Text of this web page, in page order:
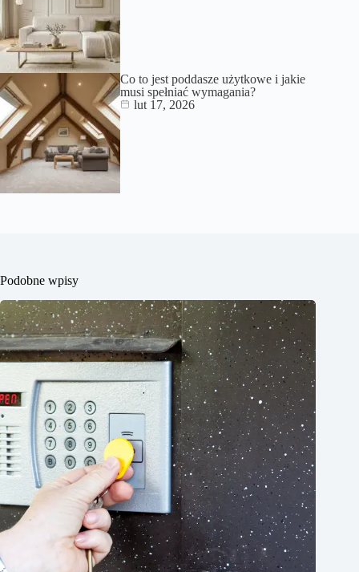
Co to jest poddasze użytkowe i jakie
musi spełniać wymagania?
lut 17, 2026
Podobne wpisy